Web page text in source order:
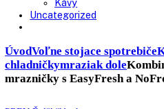
Mrazničky
Truhlicové -45
Ultra nízka teplota -
Skladovanie
Kávovary